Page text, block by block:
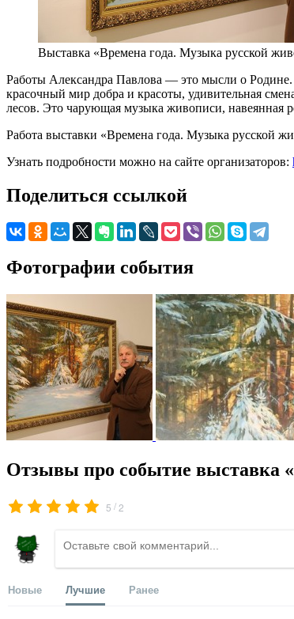
Выставка «Времена года. Музыка русской
Работы Александра Павлова — это мысли о Родине.
красочный мир добра и красоты, удивительная
лесов. Это чарующая музыка живописи, навеянная
Работа выставки «Времена года. Музыка русской
Узнать подробности можно на сайте организаторов:
Поделиться ссылкой
Фотографии события
Отзывы про событие выставка
5 /2
Новые Лучшие Ранее